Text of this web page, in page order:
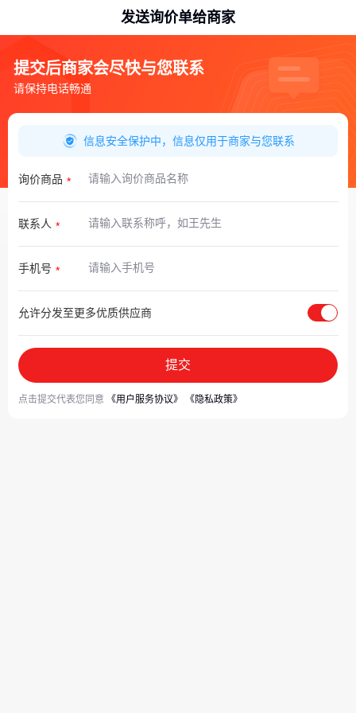
发送询价单给商家
提交后商家会尽快与您联系
请保持电话畅通
信息安全保护中，信息仅用于商家与您联系
询价商品
联系人
手机号
允许分发至更多优质供应商
提交
点击提交代表您同意 《用户服务协议》 《隐私政策》